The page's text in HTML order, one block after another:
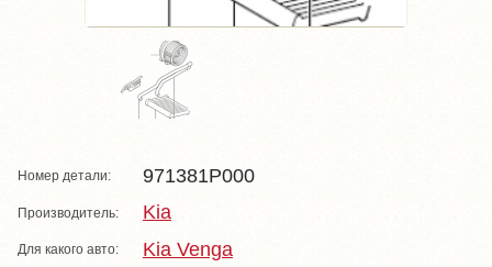
Номер детали: 971381P000
Производитель: Kia
Для какого авто: Kia Venga